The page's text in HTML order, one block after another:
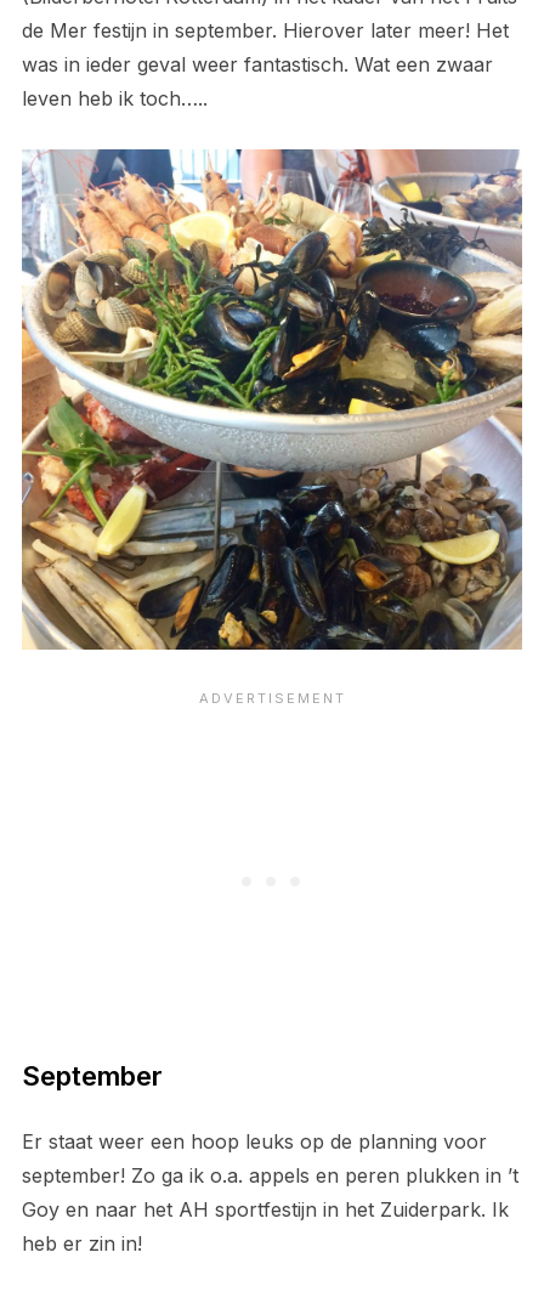
de Mer festijn in september. Hierover later meer! Het
was in ieder geval weer fantastisch. Wat een zwaar
leven heb ik toch…..
September
Er staat weer een hoop leuks op de planning voor
september! Zo ga ik o.a. appels en peren plukken in ’t
Goy en naar het AH sportfestijn in het Zuiderpark. Ik
heb er zin in!